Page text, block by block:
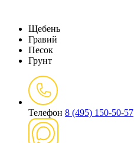
Щебень
Гравий
Песок
Грунт
Телефон 8 (495) 150-50-57